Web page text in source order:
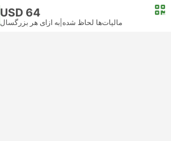
USD 64
مالیات‌ها لحاظ شده به ازای هر بزرگسال